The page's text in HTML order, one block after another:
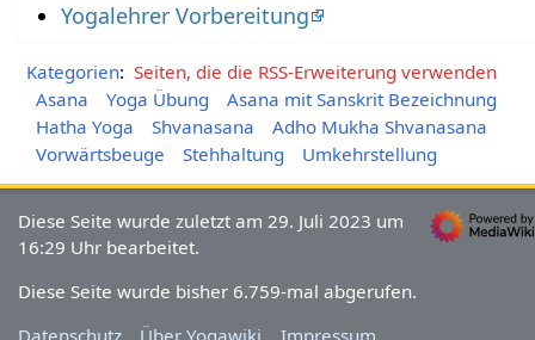
Yogalehrer Vorbereitung
Kategorien: Seiten, die die RSS-Erweiterung verwenden
Asana
Yoga Übung
Asana mit Sanskrit Bezeichnung
Hatha Yoga
Shvanasana
Adho Mukha Shvanasana
Vorwärtsbeuge
Stehhaltung Umkehrstellung
Diese Seite wurde zuletzt am 29. Juli 2023 um
16:29 Uhr bearbeitet.
Diese Seite wurde bisher 6.759-mal abgerufen.